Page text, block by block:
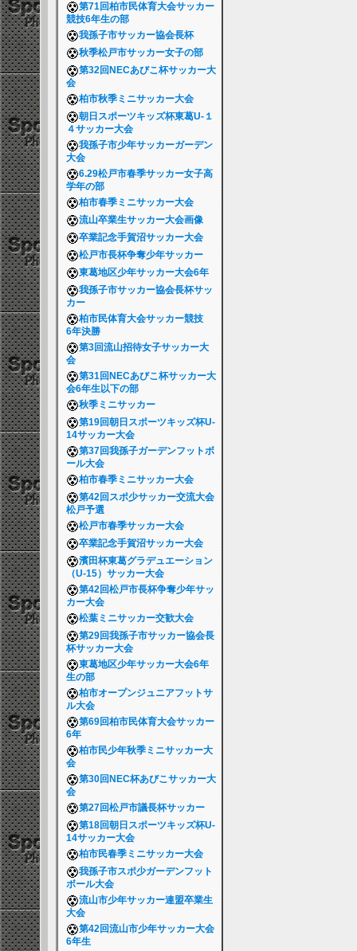
第71回柏市民体育大会サッカー
競技6年生の部
我孫子市サッカー協会長杯
秋季松戸市サッカー女子の部
第32回NECあびこ杯サッカー大
会
柏市秋季ミニサッカー大会
朝日スポーツキッズ杯東葛U-１
４サッカー大会
我孫子市少年サッカーガーデン
大会
6.29松戸市春季サッカー女子高
学年の部
柏市春季ミニサッカー大会
流山卒業生サッカー大会画像
卒業記念手賀沼サッカー大会
松戸市長杯争奪少年サッカー
東葛地区少年サッカー大会6年
我孫子市サッカー協会長杯サッ
カー
柏市民体育大会サッカー競技
6年決勝
第3回流山招待女子サッカー大
会
第31回NECあびこ杯サッカー大
会6年生以下の部
秋季ミニサッカー
第19回朝日スポーツキッズ杯U-
14サッカー大会
第37回我孫子ガーデンフットボ
ール大会
柏市春季ミニサッカー大会
第42回スポ少サッカー交流大会
松戸予選
松戸市春季サッカー大会
卒業記念手賀沼サッカー大会
濱田杯東葛グラデュエーション
（U-15）サッカー大会
第42回松戸市長杯争奪少年サッ
カー大会
松葉ミニサッカー交歓大会
第29回我孫子市サッカー協会長
杯サッカー大会
東葛地区少年サッカー大会6年
生の部
柏市オープンジュニアフットサ
ル大会
第69回柏市民体育大会サッカー
6年
柏市民少年秋季ミニサッカー大
会
第30回NEC杯あびこサッカー大
会
第27回松戸市議長杯サッカー
第18回朝日スポーツキッズ杯U-
14サッカー大会
柏市民春季ミニサッカー大会
我孫子市スポ少ガーデンフット
ボール大会
流山市少年サッカー連盟卒業生
大会
第42回流山市少年サッカー大会
6年生